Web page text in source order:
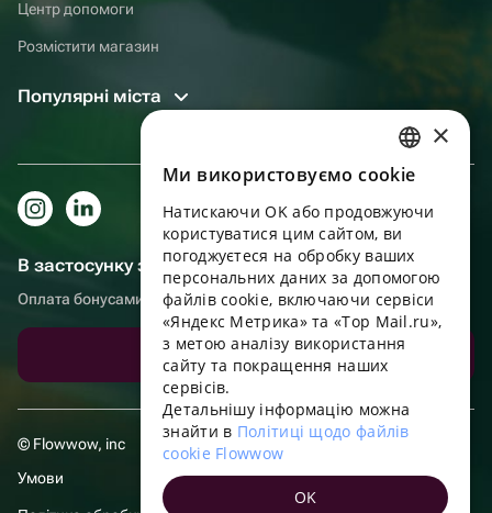
Центр допомоги
Розмістити магазин
Популярні міста
В застосунку зручніше!
Оплата бонусами, самовивіз, зручний чат підтримки
Завантажити додаток
© Flowwow, inc
Умови
RUSSIAN
ENGLISH
UKRAINIAN
PORTUGUESE
SPANISH
HUNGARIAN
FRENCH
TURKISH
×
Ми використовуємо cookie
Натискаючи OK або продовжуючи
користуватися цим сайтом, ви
погоджуєтеся на обробку ваших
персональних даних за допомогою
файлів cookie, включаючи сервіси
«Яндекс Метрика» та «Top Mail.ru»,
з метою аналізу використання
сайту та покращення наших
сервісів.
Детальнішу інформацію можна
знайти в Політиці щодо файлів
cookie Flowwow
OK